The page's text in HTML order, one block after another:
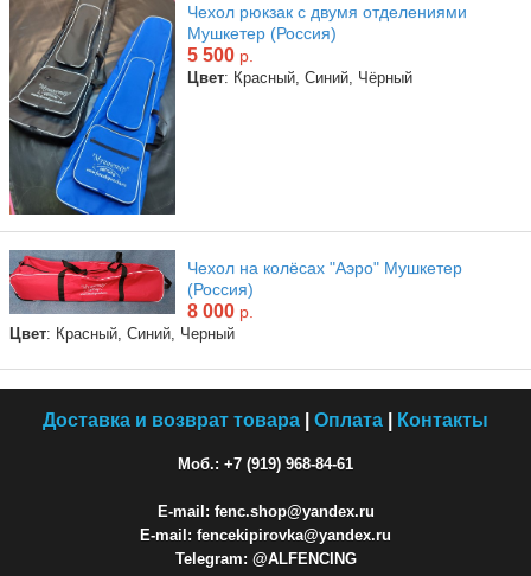
Чехол рюкзак с двумя отделениями
Мушкетер (Россия)
5 500 р.
Цвет: Красный, Синий, Чёрный
Чехол на колёсах "Аэро" Мушкетер
(Россия)
8 000 р.
Цвет: Красный, Синий, Черный
Доставка и возврат товара Оплата Контакты
Моб.: +7 (919) 968-84-61
E-mail: fenc.shop@yandex.ru
E-mail: fencekipirovka@yandex.ru
Telegram: @ALFENCING